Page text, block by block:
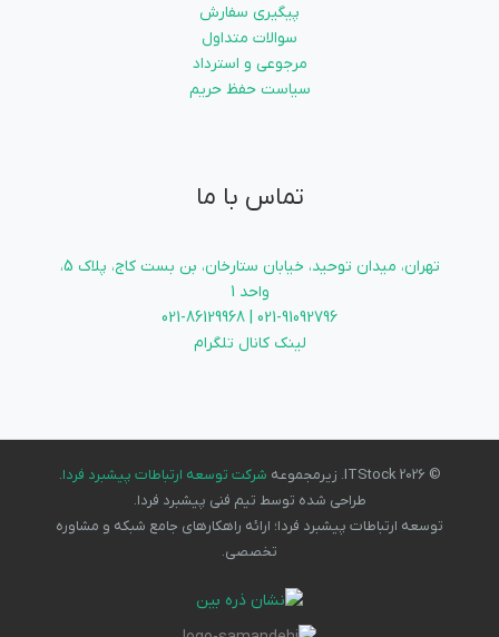
پیگیری سفارش
سوالات متداول
مرجوعی و استرداد
سیاست حفظ حریم
تماس با ما
تهران، میدان توحید، خیابان ستارخان، بن بست کاج، پلاک 5،
واحد 1
021-91092796 | 021-86129968
لینک کانال تلگرام
© 2026 ITStock. زیرمجموعه شرکت توسعه ارتباطات پیشبرد فردا.
طراحی شده توسط تیم فنی پیشبرد فردا.
توسعه ارتباطات پیشبرد فردا؛ ارائه راهکارهای جامع شبکه و مشاوره
تخصصی.